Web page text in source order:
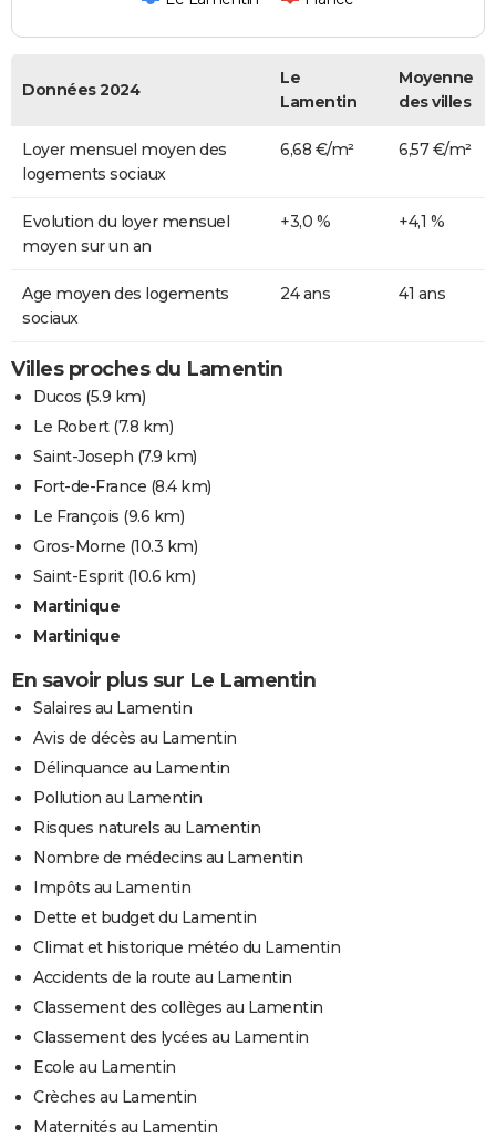
Données 2024
Le
Lamentin
Moyenne
des villes
Loyer mensuel moyen des
logements sociaux
6,68 €/m² 6,57 €/m²
Evolution du loyer mensuel
moyen sur un an
+3,0 % +4,1 %
Age moyen des logements
sociaux
24 ans 41 ans
Villes proches du Lamentin
Ducos (5.9 km)
Le Robert(7.8 km)
Saint-Joseph (7.9 km)
Fort-de-France (8.4 km)
Le François (9.6 km)
Gros-Morne (10.3 km)
Saint-Esprit(10.6 km)
Martinique
Martinique
En savoir plus sur Le Lamentin
Salaires au Lamentin
Avis de décès au Lamentin
Délinquance au Lamentin
Pollution au Lamentin
Risques naturels au Lamentin
Nombre de médecins au Lamentin
Impôts au Lamentin
Dette et budget du Lamentin
Climat et historique météo du Lamentin
Accidents de la route au Lamentin
Classement des collèges au Lamentin
Classement des lycées au Lamentin
Ecole au Lamentin
Crèches au Lamentin
Maternités au Lamentin